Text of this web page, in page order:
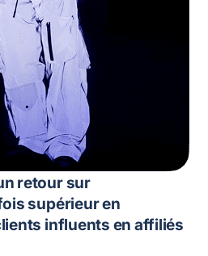
retour sur
supérieur en
influents en affiliés